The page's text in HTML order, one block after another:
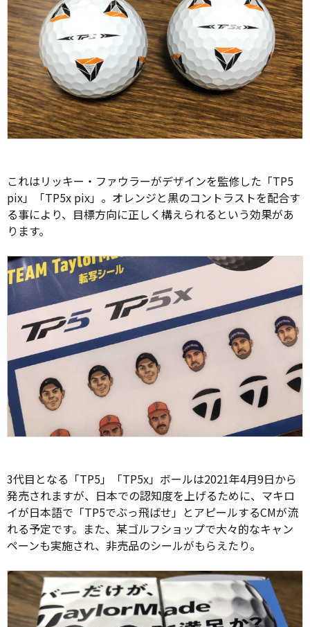
これはリッキー・ファウラーがデザインを監修した「TP5
pix」「TP5x pix」。オレンジと黒のコントラストを配合す
る事により、目標方向に正しく構えられるという効果があ
ります。
3代目となる「TP5」「TP5x」ボールは2021年4月9日から
発売されますが、日本での認知度を上げるために、マキロ
イが日本語で「TP5でぶっ飛ばせ」とアピールするCMが流
れる予定です。また、某ゴルフショップで大々的なキャン
ペーンも実施され、非売品のシールがもらえたり。